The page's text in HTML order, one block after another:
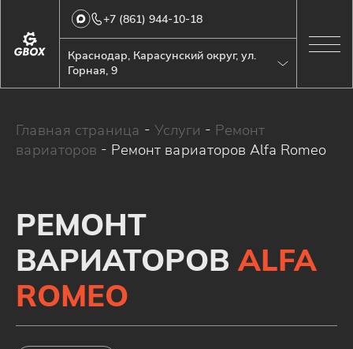
Краснодар, Карасунский округ, ул.
Горная, 9
+7 (861) 944-10-18
Главная страница - Услуги - Ремонт
вариаторов - Ремонт вариаторов Alfa Romeo
РЕМОНТ
ВАРИАТОРОВALFA
ROMEO